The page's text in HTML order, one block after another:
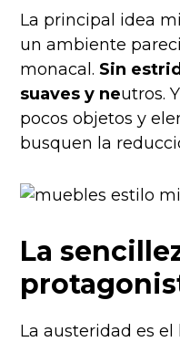
La principal idea
un ambiente
monacal. Sin
suaves y neutros.
pocos objetos y
busquen la
La
La austeridad es